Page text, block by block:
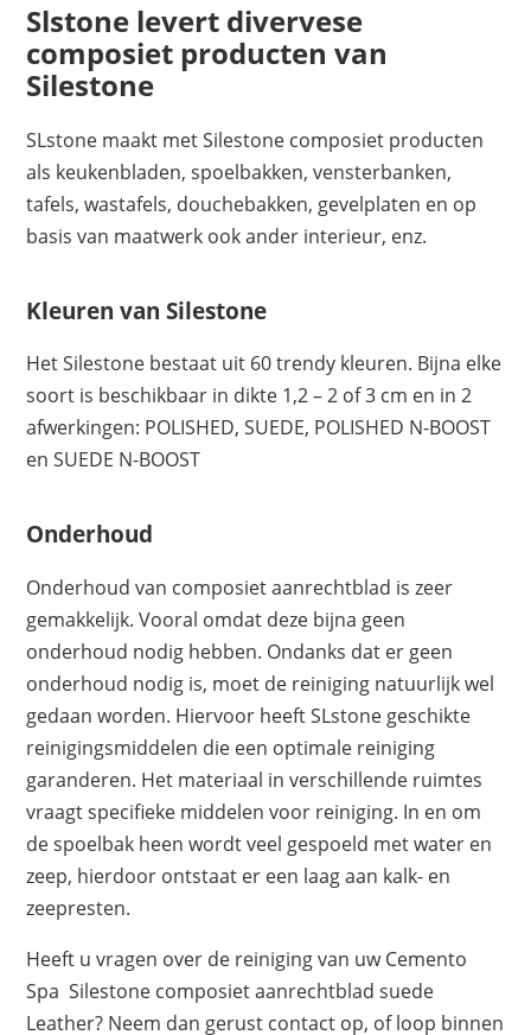
Slstone levert divervese
composiet producten van
Silestone
SLstone maakt met Silestone composiet producten
als keukenbladen, spoelbakken, vensterbanken,
tafels, wastafels, douchebakken, gevelplaten en op
basis van maatwerk ook ander interieur, enz.
Kleuren van Silestone
Het Silestone bestaat uit 60 trendy kleuren. Bijna elke
soort is beschikbaar in dikte 1,2 – 2 of 3 cm en in 2
afwerkingen: POLISHED, SUEDE, POLISHED N-BOOST
en SUEDE N-BOOST
Onderhoud
Onderhoud van composiet aanrechtblad is zeer
gemakkelijk. Vooral omdat deze bijna geen
onderhoud nodig hebben. Ondanks dat er geen
onderhoud nodig is, moet de reiniging natuurlijk wel
gedaan worden. Hiervoor heeft SLstone geschikte
reinigingsmiddelen die een optimale reiniging
garanderen. Het materiaal in verschillende ruimtes
vraagt specifieke middelen voor reiniging. In en om
de spoelbak heen wordt veel gespoeld met water en
zeep, hierdoor ontstaat er een laag aan kalk- en
zeepresten.
Heeft u vragen over de reiniging van uw Cemento
Spa Silestone composiet aanrechtblad suede
Leather? Neem dan gerust contact op, of loop binnen